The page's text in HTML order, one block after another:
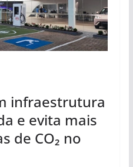
infraestrutura
e evita mais
de CO₂ no